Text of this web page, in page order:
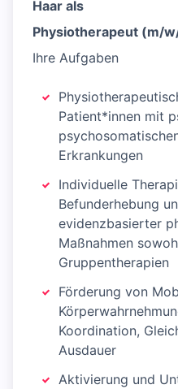
Haar als
Physiotherapeut (m/
Ihre Aufgaben
Patient*innen mit
Erkrankungen
Individuelle
Befunderhebung
evidenzbasierter
Maßnahmen
Gruppentherapien
Förderung von
Koordination,
Ausdauer
Aktivierung und